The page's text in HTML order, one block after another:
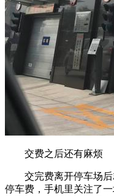
交费之后还有麻烦
交完费离开停车场后
停车费，手机里关注了